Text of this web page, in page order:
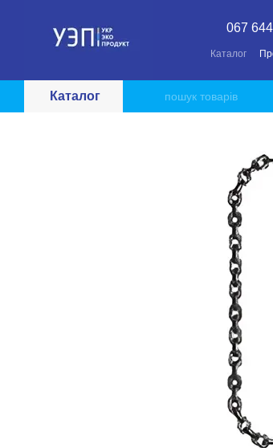
067
Каталог
Каталог